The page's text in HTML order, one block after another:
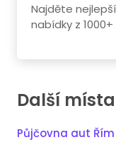
Najděte
nabídky z
Další
Půjčovna aut Řím